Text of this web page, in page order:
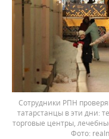
Сотрудники РПН
татарстанцы в эти дни:
торговые центры,